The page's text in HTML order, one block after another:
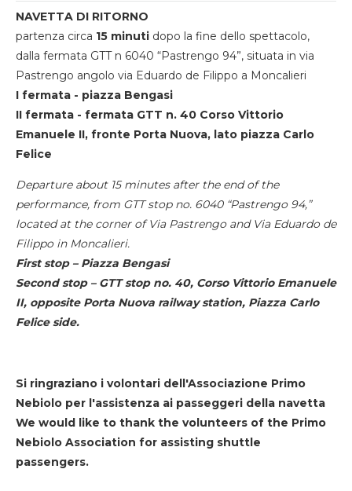
NAVETTA DI RITORNO
partenza circa 15 minuti dopo la fine dello spettacolo,
dalla fermata GTT n 6040 “Pastrengo 94”, situata in via
Pastrengo angolo via Eduardo de Filippo a Moncalieri
I fermata - piazza Bengasi
II fermata - fermata GTT n. 40 Corso Vittorio
Emanuele II, fronte Porta Nuova, lato piazza Carlo
Felice
Departure about 15 minutes after the end of the
performance, from GTT stop no. 6040 “Pastrengo 94,”
located at the corner of Via Pastrengo and Via Eduardo de
Filippo in Moncalieri.
First stop – Piazza Bengasi
Second stop – GTT stop no. 40, Corso Vittorio Emanuele
II, opposite Porta Nuova railway station, Piazza Carlo
Felice side.
Si ringraziano i volontari dell'Associazione Primo
Nebiolo per l'assistenza ai passeggeri della navetta
We would like to thank the volunteers of the Primo
Nebiolo Association for assisting shuttle
passengers.